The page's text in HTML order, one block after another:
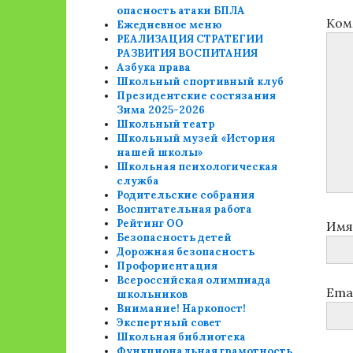
Имя
опасность атаки БПЛА
Ежедневное меню
РЕАЛИЗАЦИЯ СТРАТЕГИИ
РАЗВИТИЯ ВОСПИТАНИЯ
Азбука права
Школьный спортивный клуб
Президентские состязания
Зима 2025-2026
Школьный театр
Школьный музей «История
нашей школы»
Школьная психологическая
служба
Родительские собрания
Воспитательная работа
Рейтинг ОО
Безопасность детей
Дорожная безопасность
Профориентация
Всероссийская олимпиада
школьников
Внимание! Наркопост!
Экспертный совет
Школьная библиотека